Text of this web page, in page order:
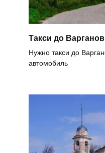
Такси до Варганов
Нужно такси до
автомобиль